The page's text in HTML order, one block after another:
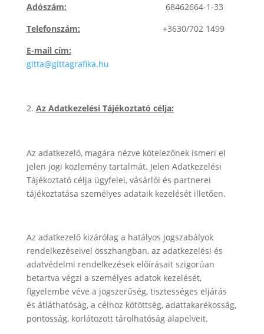
Adószám: 68462664-1-33
Telefonszám: +3630/702 1499
E-mail cím:
gitta@gittagrafika.hu
Az Adatkezelési Tájékoztató célja:
Az adatkezelő, magára nézve kötelezőnek ismeri el
jelen jogi közlemény tartalmát. Jelen Adatkezelési
Tájékoztató célja ügyfelei, vásárlói és partnerei
tájékoztatása személyes adataik kezelését illetően.
Az adatkezelő kizárólag a hatályos jogszabályok
rendelkezéseivel összhangban, az adatkezelési és
adatvédelmi rendelkezések előírásait szigorúan
betartva végzi a személyes adatok kezelését,
figyelembe véve a jogszerűség, tisztességes eljárás
és átláthatóság, a célhoz kötöttség, adattakarékosság,
pontosság, korlátozott tárolhatóság alapelveit.